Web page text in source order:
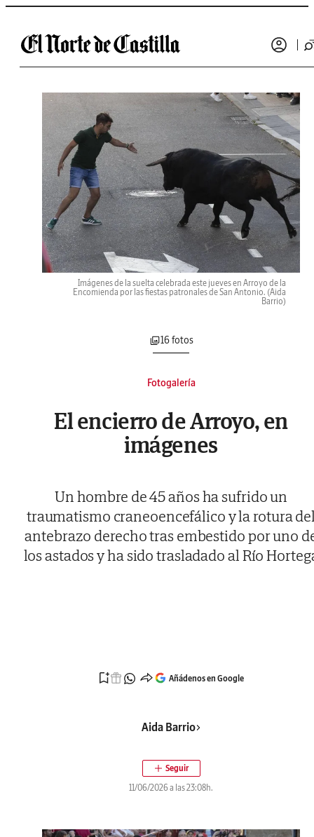
Saltar al contenido
Imágenes de la suelta celebrada este jueves en Arroyo de la
Encomienda por las fiestas patronales de San Antonio. (Aida
Barrio)
16 fotos
Fotogalería
El encierro de Arroyo, en
imágenes
Un hombre de 45 años ha sufrido un
traumatismo craneoencefálico y la rotura
antebrazo derecho tras embestido por uno
los astados y ha sido trasladado al Río
Añádenos en Google
Aida Barrio
11/06/2026 a las 23:08h.